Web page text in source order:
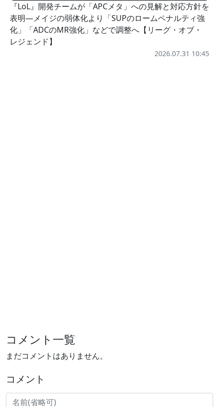
『LoL』開発チームが「APCメタ」への見解と対応方針を
表明―メイジの弱体化より「SUPのロームペナルティ強
化」「ADCのMR強化」などで調整へ【リーグ・オブ・
レジェンド】
2026.07.31 10:45
コメント一覧
まだコメントはありません。
コメント